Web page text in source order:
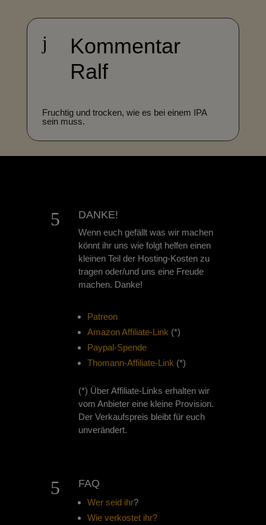
j
Kommentar
Ralf
Fruchtig und trocken, wie es bei einem IPA
sein muss.
5 DANKE!
Wenn euch gefällt was wir machen
könnt ihr uns wie folgt helfen einen
kleinen Teil der Hosting-Kosten zu
tragen oder/und uns eine Freude
machen. Danke!
Patreon
Amazon Affiliate-Link (*)
Paypal-Spende
Thomann-Affiliate-Link (*)
(*) Über Affiliate-Links erhalten wir
vom Anbieter eine kleine Provision.
Der Verkaufspreis bleibt für euch
unverändert.
5 FAQ
Wer seid ihr?
Wie verkostet ihr?